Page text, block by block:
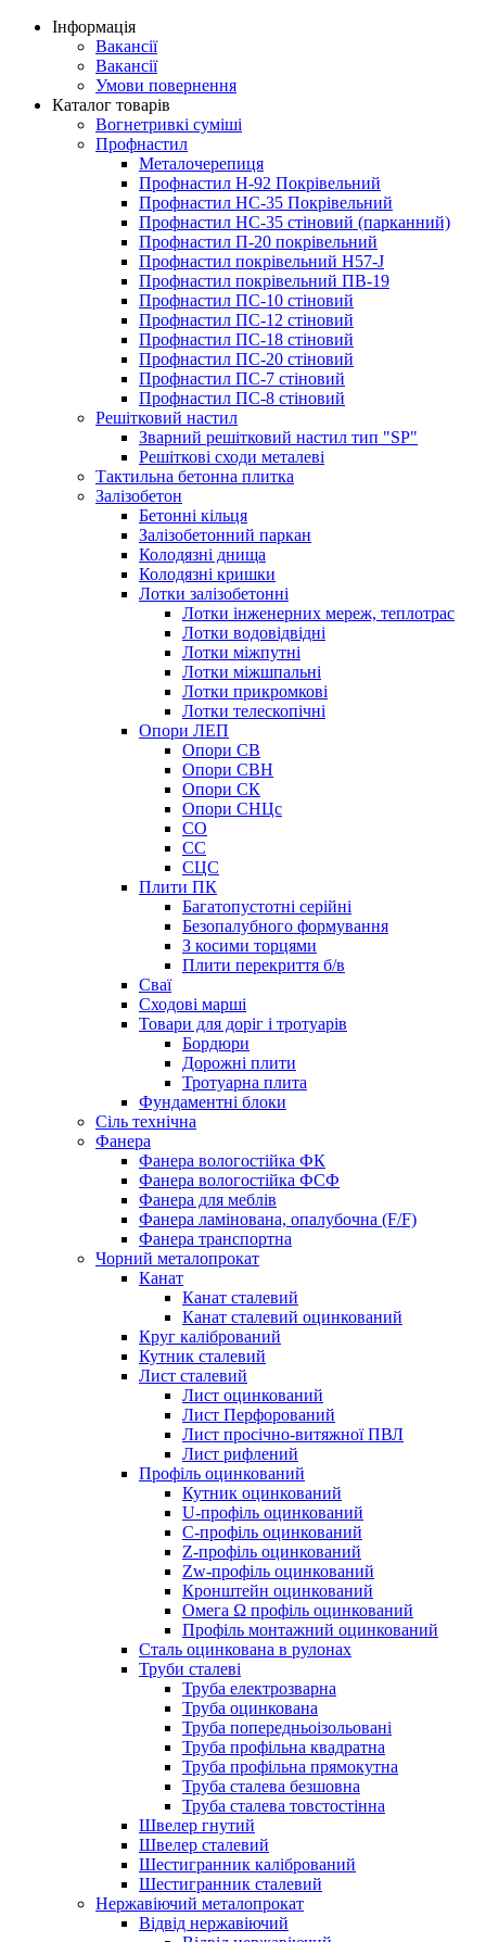
Інформація
Вакансії
Вакансії
Умови повернення
Каталог товарів
Вогнетривкі суміші
Профнастил
Металочерепиця
Профнастил Н-92 Покрівельний
Профнастил НС-35 Покрівельний
Профнастил НС-35 стіновий (парканний)
Профнастил П-20 покрівельний
Профнастил покрівельний H57-J
Профнастил покрівельний ПВ-19
Профнастил ПС-10 стіновий
Профнастил ПС-12 стіновий
Профнастил ПС-18 стіновий
Профнастил ПС-20 стіновий
Профнастил ПС-7 стіновий
Профнастил ПС-8 стіновий
Решітковий настил
Зварний решітковий настил тип "SP"
Решіткові сходи металеві
Тактильна бетонна плитка
Залізобетон
Бетонні кільця
Залізобетонний паркан
Колодязні днища
Колодязні кришки
Лотки залізобетонні
Лотки інженерних мереж, теплотрас
Лотки водовідвідні
Лотки міжпутні
Лотки міжшпальні
Лотки прикромкові
Лотки телескопічні
Опори ЛЕП
Опори СВ
Опори СВН
Опори СК
Опори СНЦс
СО
СС
СЦС
Плити ПК
Багатопустотні серійні
Безопалубного формування
З косими торцями
Плити перекриття б/в
Сваї
Сходові марші
Товари для доріг і тротуарів
Бордюри
Дорожні плити
Тротуарна плита
Фундаментні блоки
Сіль технічна
Фанера
Фанера вологостійка ФК
Фанера вологостійка ФСФ
Фанера для меблів
Фанера ламінована, опалубочна (F/F)
Фанера транспортна
Чорний металопрокат
Канат
Канат сталевий
Канат сталевий оцинкований
Круг калібрований
Кутник сталевий
Лист сталевий
Лист оцинкований
Лист Перфорований
Лист просічно-витяжної ПВЛ
Лист рифлений
Профіль оцинкований
Кутник оцинкований
U-профіль оцинкований
С-профіль оцинкований
Z-профіль оцинкований
Zw-профіль оцинкований
Кронштейн оцинкований
Омега Ω профіль оцинкований
Профіль монтажний оцинкований
Сталь оцинкована в рулонах
Труби сталеві
Труба електрозварна
Труба оцинкована
Труба попередньоізольовані
Труба профільна квадратна
Труба профільна прямокутна
Труба сталева безшовна
Труба сталева товстостінна
Швелер гнутий
Швелер сталевий
Шестигранник калібрований
Шестигранник сталевий
Нержавіючий металопрокат
Відвід нержавіючий